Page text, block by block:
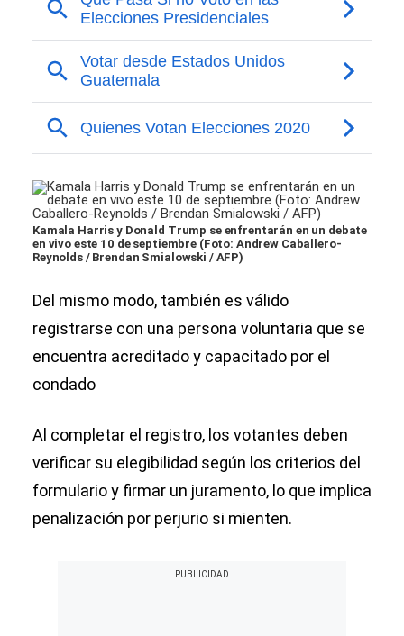
Kamala Harris y Donald Trump se enfrentarán en un debate
en vivo este 10 de septiembre (Foto: Andrew Caballero-
Reynolds / Brendan Smialowski / AFP)
Del mismo modo, también es válido
registrarse con una persona voluntaria que se
encuentra acreditado y capacitado por el
condado
Al completar el registro, los votantes deben
verificar su elegibilidad según los criterios del
formulario y firmar un juramento, lo que implica
penalización por perjurio si mienten.